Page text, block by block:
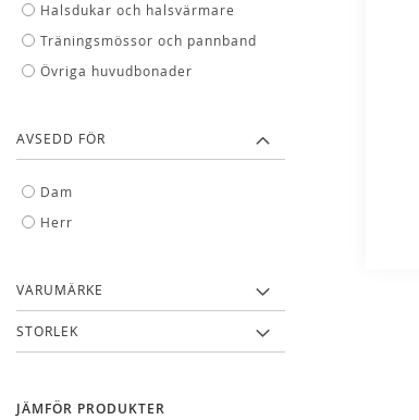
Halsdukar och halsvärmare
Träningsmössor och pannband
Övriga huvudbonader
AVSEDD FÖR
Dam
Herr
VARUMÄRKE
STORLEK
JÄMFÖR PRODUKTER